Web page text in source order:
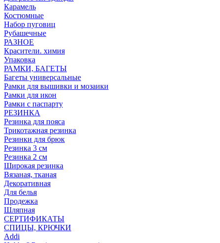
Карамель
Костюмные
Набор пуговиц
Рубашечные
РАЗНОЕ
Красители. химия
Упаковка
РАМКИ, БАГЕТЫ
Багеты универсальные
Рамки для вышивки и мозаики
Рамки для икон
Рамки с паспарту
РЕЗИНКА
Резинка для пояса
Трикотажная резинка
Резинки для брюк
Резинка 3 см
Резинка 2 см
Широкая резинка
Вязаная, тканая
Декоративная
Для белья
Продежка
Шляпная
СЕРТИФИКАТЫ
СПИЦЫ, КРЮЧКИ
Addi